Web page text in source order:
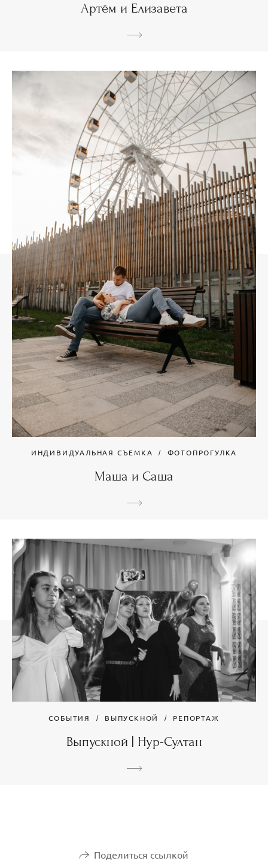
Артём и Елизавета
ИНДИВИДУАЛЬНАЯ СЪЕМКА ФОТОПРОГУЛКА
Маша и Саша
СОБЫТИЯ ВЫПУСКНОЙ РЕПОРТАЖ
Выпускной | Нур-Султан
Поделиться ссылкой